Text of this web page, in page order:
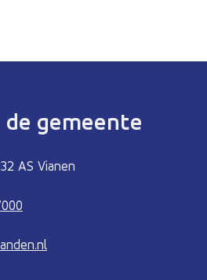
gemeente
AS Vianen